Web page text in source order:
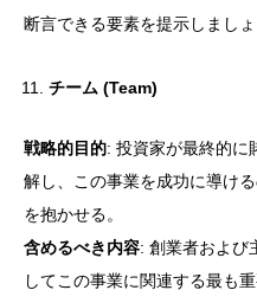
断言できる要素を提示しましょ
チーム (Team)
戦略的目的: 投資家が最終的に
解し、この事業を成功に導け
を抱かせる。
含めるべき内容: 創業者および
してこの事業に関連する最も